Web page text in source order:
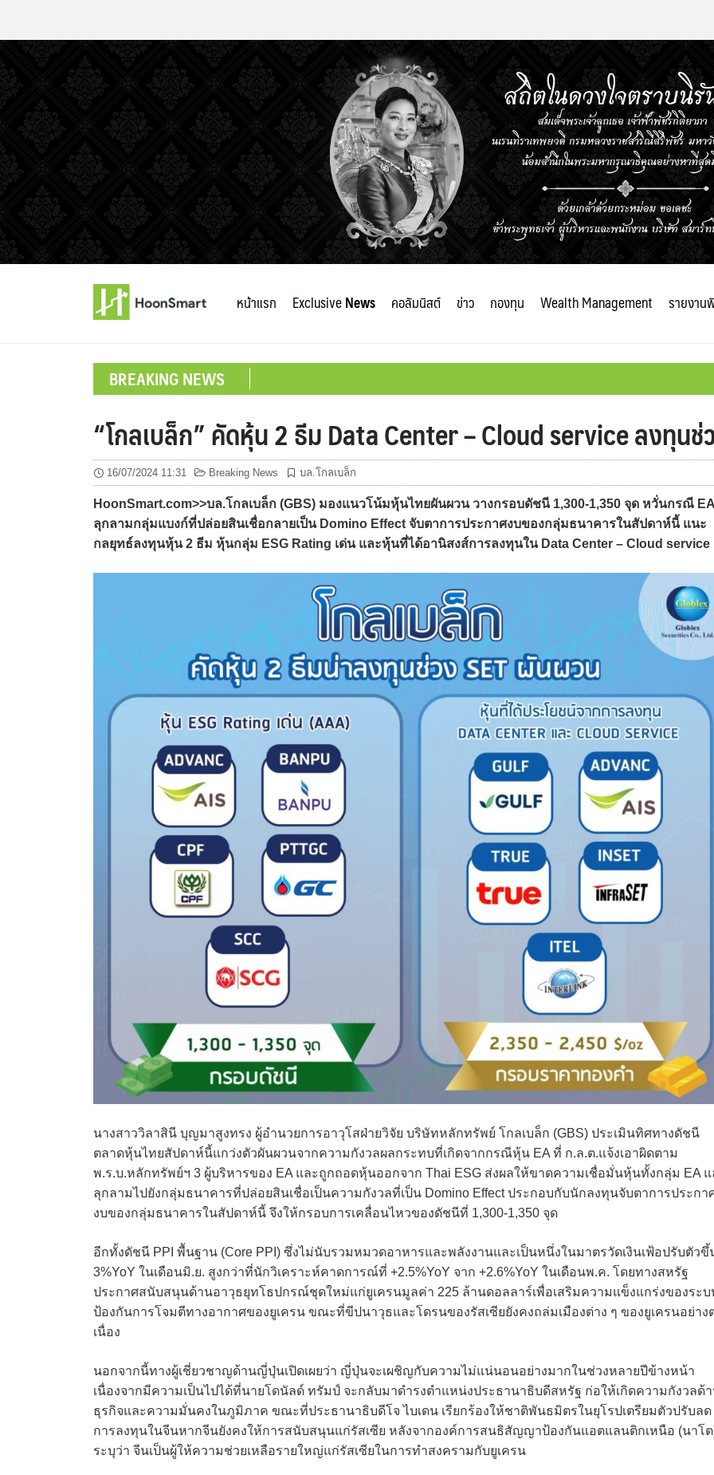
หน้าแรก ExclusiveNews คอลัมนิสต์ ข่าว กองทุน Wealth Management รายงาน
BREAKING NEWS
“โกลเบล็ก” คัดหุ้น 2 ธีม Data Center – Cloud service ลงทุนช่
16/07/2024 11:31 Breaking News บล.โกลเบล็ก
HoonSmart.com>>บล.โกลเบล็ก (GBS) มองแนวโน้มหุ้นไทยผันผวน วางกรอบดัชนี 1,300-1,350 จุด หวั่นกรณี EA
ลุกลามกลุ่มแบงก์ที่ปล่อยสินเชื่อกลายเป็น Domino Effect จับตาการประกาศงบของกลุ่มธนาคารในสัปดาห์นี้ แนะ
กลยุทธ์ลงทุนหุ้น 2 ธีม หุ้นกลุ่ม ESG Rating เด่น และหุ้นที่ได้อานิสงส์การลงทุนใน Data Center – Cloud service
นางสาววิลาสินี บุญมาสูงทรง ผู้อำนวยการอาวุโสฝ่ายวิจัย บริษัทหลักทรัพย์ โกลเบล็ก (GBS) ประเมินทิศทางดัชนี
ตลาดหุ้นไทยสัปดาห์นี้แกว่งตัวผันผวนจากความกังวลผลกระทบที่เกิดจากกรณีหุ้น EA ที่ ก.ล.ต.แจ้งเอาผิดตาม
พ.ร.บ.หลักทรัพย์ฯ 3 ผู้บริหารของ EA และถูกถอดหุ้นออกจาก Thai ESG ส่งผลให้ขาดความเชื่อมั่นหุ้นทั้งกลุ่ม EA แ
ลุกลามไปยังกลุ่มธนาคารที่ปล่อยสินเชื่อเป็นความกังวลที่เป็น Domino Effect ประกอบกับนักลงทุนจับตาการประกา
งบของกลุ่มธนาคารในสัปดาห์นี้ จึงให้กรอบการเคลื่อนไหวของดัชนีที่ 1,300-1,350 จุด
อีกทั้งดัชนี PPI พื้นฐาน (Core PPI) ซึ่งไม่นับรวมหมวดอาหารและพลังงานและเป็นหนึ่งในมาตรวัดเงินเฟ้อปรับตัวขึ้
3%YoY ในเดือนมิ.ย. สูงกว่าที่นักวิเคราะห์คาดการณ์ที่ +2.5%YoY จาก +2.6%YoY ในเดือนพ.ค. โดยทางสหรัฐ
ประกาศสนับสนุนด้านอาวุธยุทโธปกรณ์ชุดใหม่แก่ยูเครนมูลค่า 225 ล้านดอลลาร์เพื่อเสริมความแข็งแกร่งของระบ
ป้องกันการโจมตีทางอากาศของยูเครน ขณะที่ขีปนาวุธและโดรนของรัสเซียยังคงถล่มเมืองต่าง ๆ ของยูเครนอย่าง
เนื่อง
นอกจากนี้ทางผู้เชี่ยวชาญด้านญี่ปุ่นเปิดเผยว่า ญี่ปุ่นจะเผชิญกับความไม่แน่นอนอย่างมากในช่วงหลายปีข้างหน้า
เนื่องจากมีความเป็นไปได้ที่นายโดนัลด์ ทรัมป์ จะกลับมาดำรงตำแหน่งประธานาธิบดีสหรัฐ ก่อให้เกิดความกังวลด้
ธุรกิจและความมั่นคงในภูมิภาค ขณะที่ประธานาธิบดีโจ ไบเดน เรียกร้องให้ชาติพันธมิตรในยุโรปเตรียมตัวปรับลด
การลงทุนในจีนหากจีนยังคงให้การสนับสนุนแก่รัสเซีย หลังจากองค์การสนธิสัญญาป้องกันแอตแลนติกเหนือ (นาโ
ระบุว่า จีนเป็นผู้ให้ความช่วยเหลือรายใหญ่แก่รัสเซียในการทำสงครามกับยูเครน